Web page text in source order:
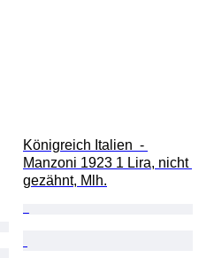
Königreich Italien  -
Manzoni 1923 1 Lira, nicht
gezähnt, Mlh.